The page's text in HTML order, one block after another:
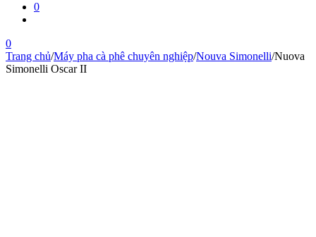
0
0
Trang chủ/Máy pha cà phê chuyên nghiệp/Nouva Simonelli/Nuova
Simonelli Oscar II